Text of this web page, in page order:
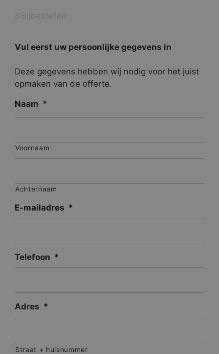
Vul eerst uw persoonlijke gegevens in
Deze gegevens hebben wij nodig voor het juist
opmaken van de offerte.
Naam *
Voornaam
Achternaam
E-mailadres *
Telefoon *
Adres *
Straat + huisnummer